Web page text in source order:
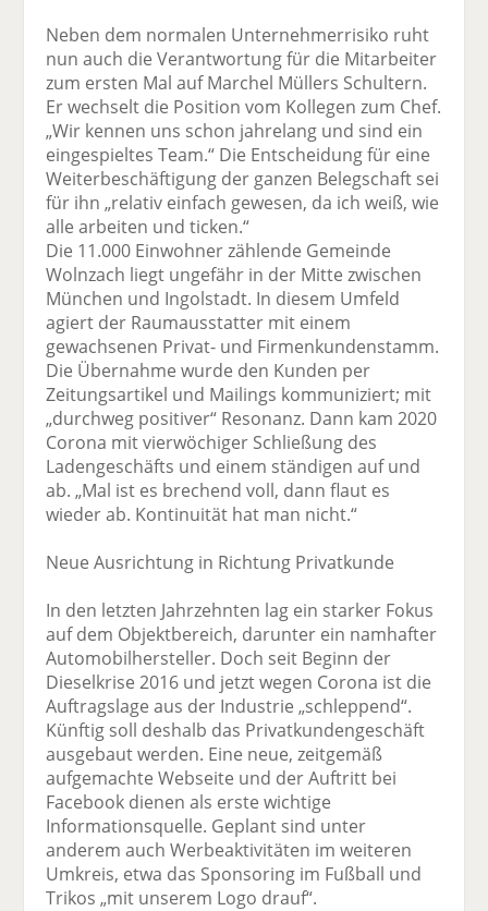
Neben dem normalen Unternehmerrisiko ruht
nun auch die Verantwortung für die Mitarbeiter
zum ersten Mal auf Marchel Müllers Schultern.
Er wechselt die Position vom Kollegen zum Chef.
„Wir kennen uns schon jahrelang und sind ein
eingespieltes Team.“ Die Entscheidung für eine
Weiterbeschäftigung der ganzen Belegschaft sei
für ihn „relativ einfach gewesen, da ich weiß, wie
alle arbeiten und ticken.“
Die 11.000 Einwohner zählende Gemeinde
Wolnzach liegt ungefähr in der Mitte zwischen
München und Ingolstadt. In diesem Umfeld
agiert der Raumausstatter mit einem
gewachsenen Privat- und Firmenkundenstamm.
Die Übernahme wurde den Kunden per
Zeitungsartikel und Mailings kommuniziert; mit
„durchweg positiver“ Resonanz. Dann kam 2020
Corona mit vierwöchiger Schließung des
Ladengeschäfts und einem ständigen auf und
ab. „Mal ist es brechend voll, dann flaut es
wieder ab. Kontinuität hat man nicht.“
Neue Ausrichtung in Richtung Privatkunde
In den letzten Jahrzehnten lag ein starker Fokus
auf dem Objektbereich, darunter ein namhafter
Automobilhersteller. Doch seit Beginn der
Dieselkrise 2016 und jetzt wegen Corona ist die
Auftragslage aus der Industrie „schleppend“.
Künftig soll deshalb das Privatkundengeschäft
ausgebaut werden. Eine neue, zeitgemäß
aufgemachte Webseite und der Auftritt bei
Facebook dienen als erste wichtige
Informationsquelle. Geplant sind unter
anderem auch Werbeaktivitäten im weiteren
Umkreis, etwa das Sponsoring im Fußball und
Trikos „mit unserem Logo drauf“.